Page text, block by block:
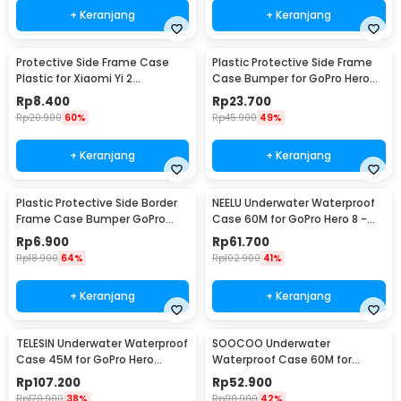
+ Keranjang + Keranjang
Protective Side Frame Case
Plastic for Xiaomi Yi 2
4K/Lite/Discovery - A224
Rp8.400
Rp20.900 60%
+ Keranjang
Plastic Protective Side Frame
Case Bumper for GoPro Hero
5/6/7 - XTG341
Rp23.700
Rp45.900 49%
+ Keranjang
Plastic Protective Side Border
Frame Case Bumper GoPro
Hero 3/3+/4 - GP04
Rp6.900
Rp18.900 64%
+ Keranjang
NEELU Underwater Waterproof
Case 60M for GoPro Hero 8 -
GP-08
Rp61.700
Rp102.900 41%
+ Keranjang
TELESIN Underwater Waterproof
Case 45M for GoPro Hero
12/11/10/9 - GP-WTP-901
Rp107.200
Rp170.900 38%
SOOCOO Underwater
Waterproof Case 60M for
GoPro Hero 9/10/11/12 - SO-901
Rp52.900
Rp90.900 42%